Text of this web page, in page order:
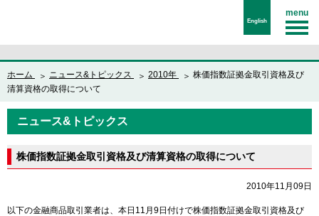
English
ホーム ニュース&トピックス 2010年
株価指数証拠金取引資格及び
清算資格の取得について
ニュース&トピックス
株価指数証拠金取引資格及び清算資格の取得について
2010年11月09日
以下の金融商品取引業者は、本日11月9日付けで株価指数証拠金取引資格及び
menu